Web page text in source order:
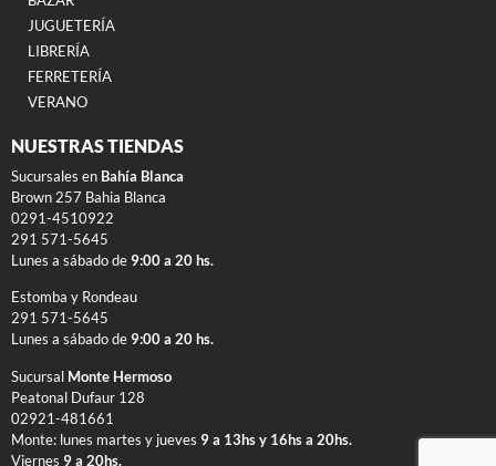
JUGUETERÍA
LIBRERÍA
FERRETERÍA
VERANO
NUESTRAS TIENDAS
Sucursales en Bahía Blanca
Brown 257 Bahia Blanca
0291-4510922
291 571-5645
Lunes a sábado de 9:00 a 20 hs.
Estomba y Rondeau
291 571-5645
Lunes a sábado de 9:00 a 20 hs.
Sucursal Monte Hermoso
Peatonal Dufaur 128
02921-481661
Monte: lunes martes y jueves 9 a 13hs y 16hs a 20hs.
Viernes 9 a 20hs.